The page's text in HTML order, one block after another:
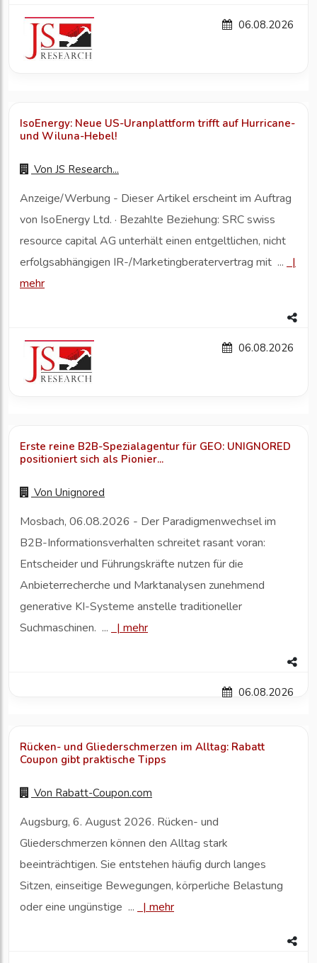
06.08.2026
IsoEnergy: Neue US-Uranplattform trifft auf Hurricane-
und Wiluna-Hebel!
Von JS Research...
Anzeige/Werbung - Dieser Artikel erscheint im Auftrag
von IsoEnergy Ltd. · Bezahlte Beziehung: SRC swiss
resource capital AG unterhält einen entgeltlichen, nicht
erfolgsabhängigen IR-/Marketingberatervertrag mit ...
|
mehr
06.08.2026
Erste reine B2B-Spezialagentur für GEO: UNIGNORED
positioniert sich als Pionier...
Von Unignored
Mosbach, 06.08.2026 - Der Paradigmenwechsel im
B2B-Informationsverhalten schreitet rasant voran:
Entscheider und Führungskräfte nutzen für die
Anbieterrecherche und Marktanalysen zunehmend
generative KI-Systeme anstelle traditioneller
Suchmaschinen. ...
| mehr
06.08.2026
Rücken- und Gliederschmerzen im Alltag: Rabatt
Coupon gibt praktische Tipps
Von Rabatt-Coupon.com
Augsburg, 6. August 2026. Rücken- und
Gliederschmerzen können den Alltag stark
beeinträchtigen. Sie entstehen häufig durch langes
Sitzen, einseitige Bewegungen, körperliche Belastung
oder eine ungünstige ...
| mehr